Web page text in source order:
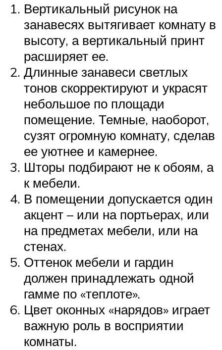
Вертикальный рисунок на
занавесях вытягивает комнату в
высоту, а вертикальный принт
расширяет ее.
Длинные занавеси светлых
тонов скорректируют и украсят
небольшое по площади
помещение. Темные, наоборот,
сузят огромную комнату, сделав
ее уютнее и камернее.
Шторы подбирают не к обоям, а
к мебели.
В помещении допускается один
акцент – или на портьерах, или
на предметах мебели, или на
стенах.
Оттенок мебели и гардин
должен принадлежать одной
гамме по «теплоте».
Цвет оконных «нарядов» играет
важную роль в восприятии
комнаты.